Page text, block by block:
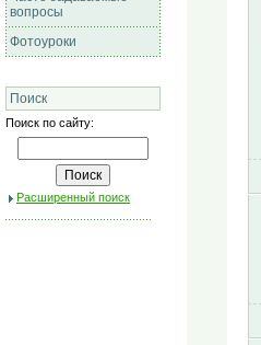
вопросы
Фотоуроки
Поиск
Поиск по сайту:
Расширенный поиск